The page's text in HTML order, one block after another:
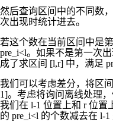
然后查询区间中的不同数
次出现时统计进去。
若这个数在当前区间中是
pre_i<l。如果不是第一次
成了求区间 [l,r] 中，满足
我们可以考虑差分，将区间
1]。考虑将询问离线处理
我们在 l-1 位置上和 r位置
的 pre_i<l 的个数减去在 l-1